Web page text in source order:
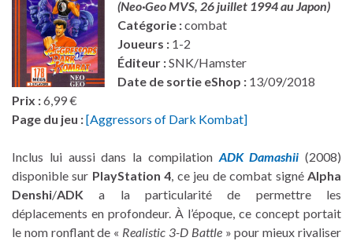
(Neo·Geo MVS, 26 juillet 1994 au Japon)
Catégorie :combat
Joueurs : 1-2
Éditeur :SNK/Hamster
Date de sortie eShop : 13/09/2018
Prix :6,99 €
Page du jeu :[Aggressors of Dark Kombat]
Inclus lui aussi dans la compilation ADK Damashii (2008)
disponible sur PlayStation 4, ce jeu de combat signéAlpha
Denshi/ADK a la particularité de permettre les
déplacements en profondeur. À l’époque, ce concept portait
le nom ronflant de « Realistic 3-D Battle» pour mieux rivaliser